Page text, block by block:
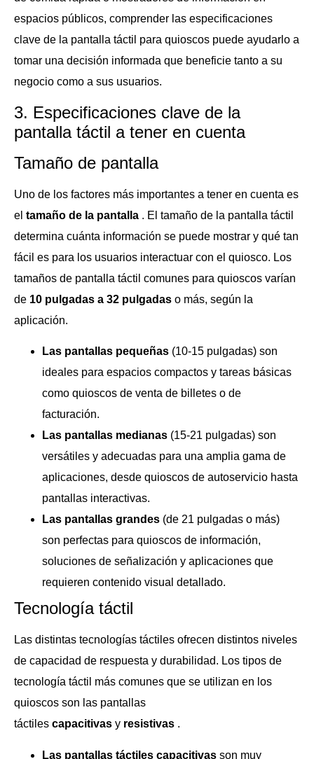
espacios públicos, comprender las especificaciones
clave de la pantalla táctil para quioscos puede ayudarlo a
tomar una decisión informada que beneficie tanto a su
negocio como a sus usuarios.
3. Especificaciones clave de la
pantalla táctil a tener en cuenta
Tamaño de pantalla
Uno de los factores más importantes a tener en cuenta es
el tamaño de la pantalla . El tamaño de la pantalla táctil
determina cuánta información se puede mostrar y qué tan
fácil es para los usuarios interactuar con el quiosco. Los
tamaños de pantalla táctil comunes para quioscos varían
de 10 pulgadas a 32 pulgadas o más, según la
aplicación.
Las pantallas pequeñas (10-15 pulgadas) son
ideales para espacios compactos y tareas básicas
como quioscos de venta de billetes o de
facturación.
Las pantallas medianas (15-21 pulgadas) son
versátiles y adecuadas para una amplia gama de
aplicaciones, desde quioscos de autoservicio hasta
pantallas interactivas.
Las pantallas grandes (de 21 pulgadas o más)
son perfectas para quioscos de información,
soluciones de señalización y aplicaciones que
requieren contenido visual detallado.
Tecnología táctil
Las distintas tecnologías táctiles ofrecen distintos niveles
de capacidad de respuesta y durabilidad. Los tipos de
tecnología táctil más comunes que se utilizan en los
quioscos son las pantallas
táctiles capacitivas y resistivas .
Las pantallas táctiles capacitivas son muy